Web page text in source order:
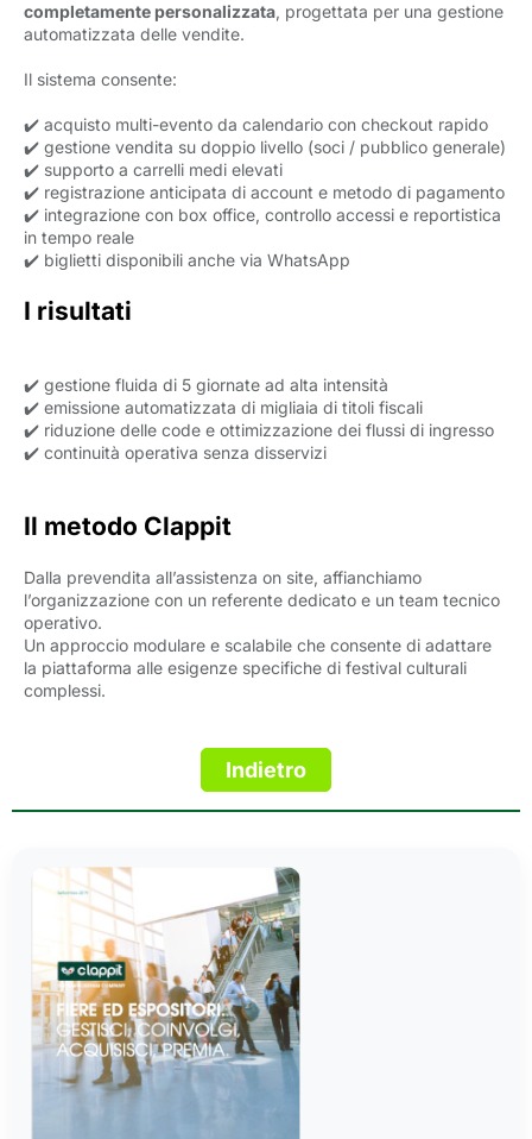
completamente personalizzata, progettata per una gestione
automatizzata delle vendite.
Il sistema consente:
✔️ acquisto multi-evento da calendario con checkout rapido
✔️ gestione vendita su doppio livello (soci / pubblico generale)
✔️ supporto a carrelli medi elevati
✔️ registrazione anticipata di account e metodo di pagamento
✔️ integrazione con box office, controllo accessi e reportistica
in tempo reale
✔️ biglietti disponibili anche via WhatsApp
I risultati
✔️ gestione fluida di 5 giornate ad alta intensità
✔️ emissione automatizzata di migliaia di titoli fiscali
✔️ riduzione delle code e ottimizzazione dei flussi di ingresso
✔️ continuità operativa senza disservizi
Il metodo Clappit
Dalla prevendita all’assistenza on site, affianchiamo
l’organizzazione con un referente dedicato e un team tecnico
operativo.
Un approccio modulare e scalabile che consente di adattare
la piattaforma alle esigenze specifiche di festival culturali
complessi.